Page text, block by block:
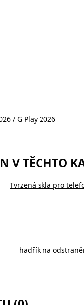
/ G Play 2026
V TĚCHTO
Tvrzená skla pro
hadřík na